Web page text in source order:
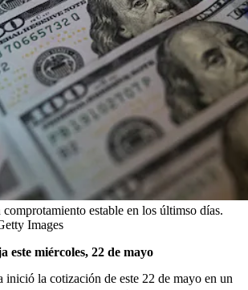
estable en los últimso días.
Images
este miércoles, 22 de mayo
la cotización de este 22 de mayo en un